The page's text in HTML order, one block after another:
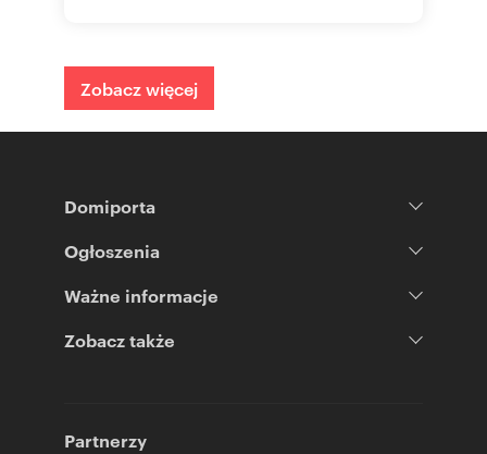
Zobacz więcej
Domiporta
Ogłoszenia
Ważne informacje
Zobacz także
Partnerzy